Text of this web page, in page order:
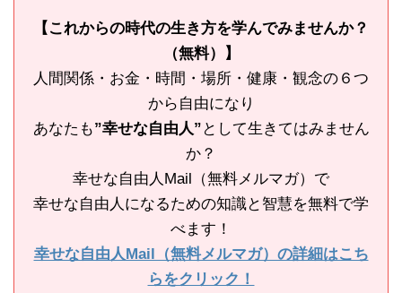
【これからの時代の生き方を学んでみませんか？
（無料）】
人間関係・お金・時間・場所・健康・観念の６つ
から自由になり
あなたも”幸せな自由人” として生きてはみません
か？
幸せな自由人Mail（無料メルマガ）で
幸せな自由人になるための知識と智慧を無料で学
べます！
幸せな自由人Mail（無料メルマガ）の詳細はこち
らをクリック！